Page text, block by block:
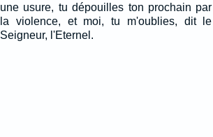
une usure, tu dépouilles ton prochain par
la violence, et moi, tu m'oublies, dit le
Seigneur, l'Eternel.